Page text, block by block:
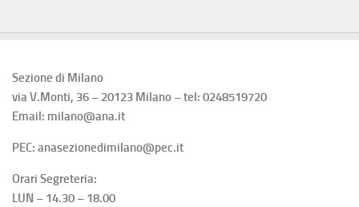
Sezione di Milano
via V.Monti, 36 – 20123 Milano – tel: 0248519720
Email: milano@ana.it
PEC: anasezionedimilano@pec.it
Orari Segreteria:
LUN – 14.30 – 18.00